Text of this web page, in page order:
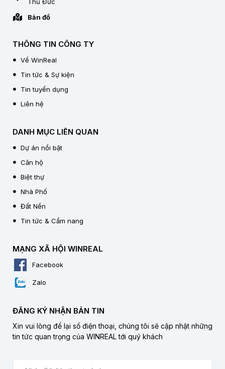
Bản đồ
THÔNG TIN CÔNG TY
Về WinReal
Tin tức & Sự kiện
Tin tuyển dụng
Liên hệ
DANH MỤC LIÊN QUAN
Dự án nổi bật
Căn hộ
Biệt thự
Nhà Phố
Đất Nền
Tin tức & Cẩm nang
MẠNG XÃ HỘI WINREAL
Facebook
Zalo
ĐĂNG KÝ NHẬN BẢN TIN
Xin vui lòng để lại số điện thoại, chúng tôi sẽ cập nhật những
tin tức quan trọng của WINREAL tới quý khách